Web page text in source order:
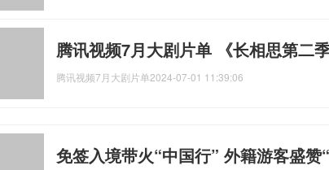
腾讯视频7月大剧片单 《长相思第二
腾讯视频7月大剧片单2024-07-01 11:39:06
免签入境带火“中国行” 外籍游客盛赞